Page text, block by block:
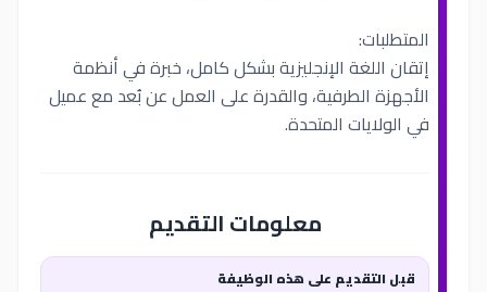
المتطلبات:
إتقان اللغة الإنجليزية بشكل كامل، خبرة في أنظمة
الأجهزة الطرفية، والقدرة على العمل عن بُعد مع عميل
في الولايات المتحدة.
معلومات التقديم
قبل التقديم على هذه الوظيفة